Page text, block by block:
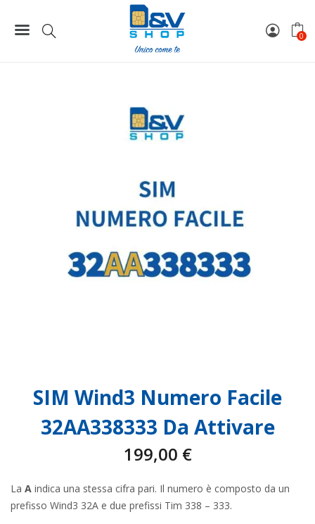
0
SIM Wind3 Numero Facile 32AA338333 Da Attivare
SIM Wind3 Numero Facile
32AA338333 Da Attivare
199,00 €
La A indica una stessa cifra pari. Il numero è composto da un
prefisso Wind3 32A e due prefissi Tim 338 – 333.